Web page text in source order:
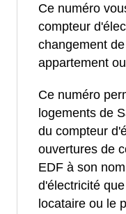
Ce numéro
compteur
changement
appartement
Ce numéro
logements de
du compteur
ouvertures de
EDF à son
d'électricité
locataire ou le